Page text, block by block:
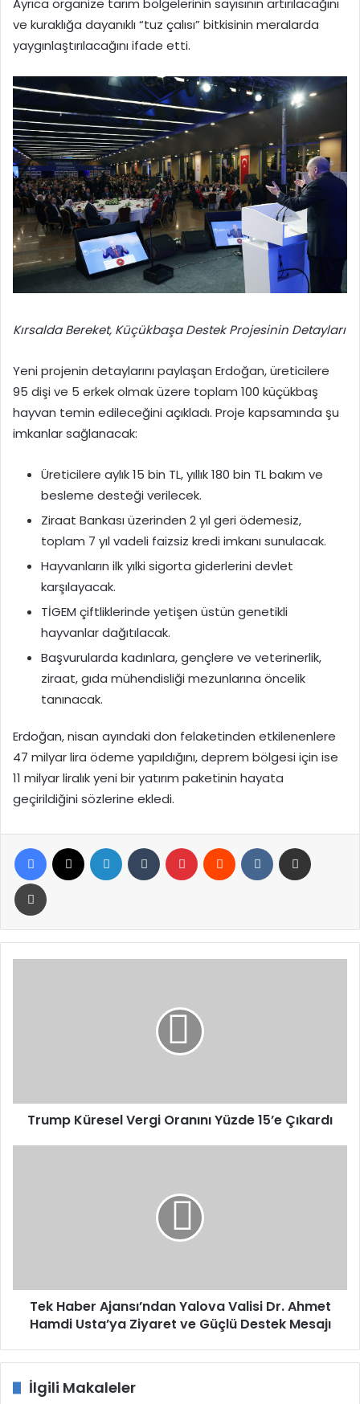
ve kuraklığa dayanıklı “tuz çalısı” bitkisinin meralarda
yaygınlaştırılacağını ifade etti.
Kırsalda Bereket, Küçükbaşa Destek Projesinin Detayları
Yeni projenin detaylarını paylaşan Erdoğan, üreticilere
95 dişi ve 5 erkek olmak üzere toplam 100 küçükbaş
hayvan temin edileceğini açıkladı. Proje kapsamında şu
imkanlar sağlanacak:
Üreticilere aylık 15 bin TL, yıllık 180 bin TL bakım ve
besleme desteği verilecek.
Ziraat Bankası üzerinden 2 yıl geri ödemesiz,
toplam 7 yıl vadeli faizsiz kredi imkanı sunulacak.
Hayvanların ilk yılki sigorta giderlerini devlet
karşılayacak.
TİGEM çiftliklerinde yetişen üstün genetikli
hayvanlar dağıtılacak.
Başvurularda kadınlara, gençlere ve veterinerlik,
ziraat, gıda mühendisliği mezunlarına öncelik
tanınacak.
Erdoğan, nisan ayındaki don felaketinden etkilenenlere
47 milyar lira ödeme yapıldığını, deprem bölgesi için ise
11 milyar liralık yeni bir yatırım paketinin hayata
geçirildiğini sözlerine ekledi.
Facebook LinkedIn Tumblr Pinterest Reddit VKontakte
Yazdır
Trump Küresel Vergi Oranını Yüzde 15’e Çıkardı
Usta’ya
Ziyaret
Destek
Tek Haber Ajansı’ndan Yalova Valisi Dr. Ahmet
Hamdi Usta’ya Ziyaret ve Güçlü Destek Mesajı
İlgili Makaleler